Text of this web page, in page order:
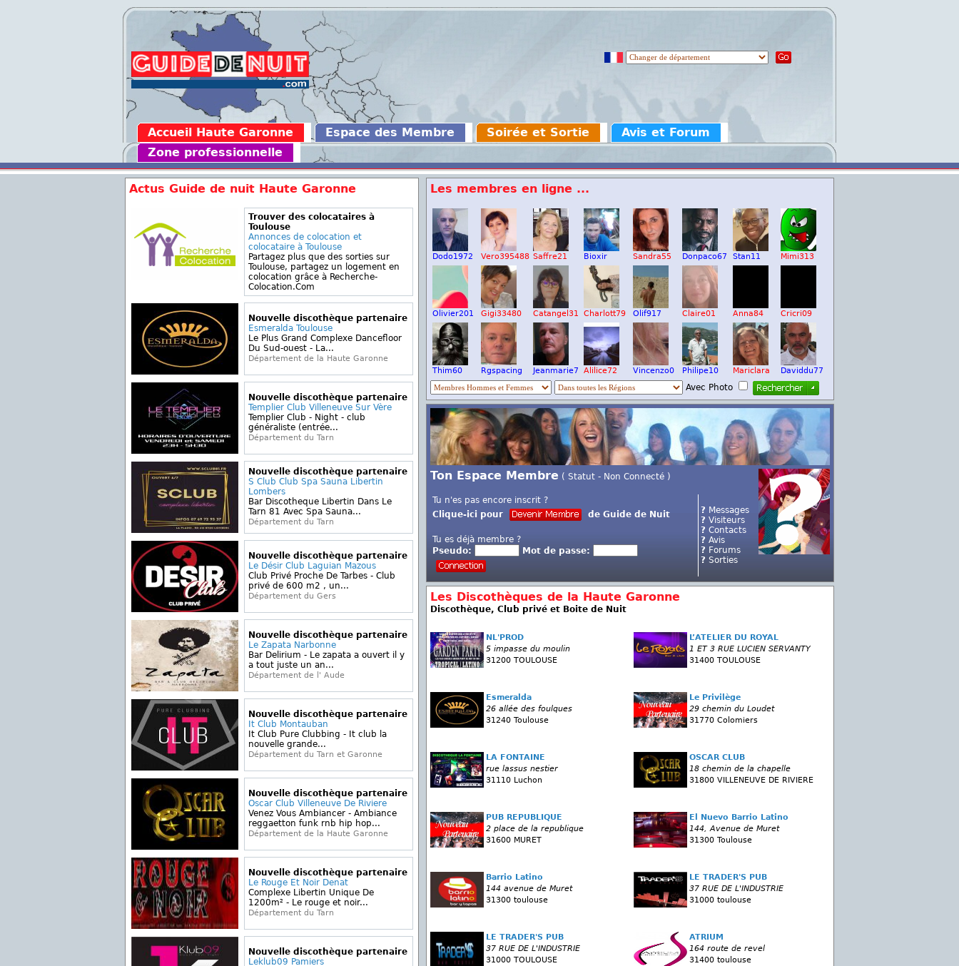
Accueil Haute Garonne Espace des Membre Soirée et Sortie
Avis et Forum
Zone professionnelle
Actus Guide de nuit Haute Garonne
Trouver des colocataires à
Toulouse
Annonces de colocation et
colocataire à Toulouse
Partagez plus que des sorties sur
Toulouse, partagez un logement en
colocation grâce à Recherche-
Colocation.Com
Nouvelle discothèque partenaire
Esmeralda Toulouse
Le Plus Grand Complexe Dancefloor
Du Sud-ouest - La...
Département de la Haute Garonne
Nouvelle discothèque partenaire
Templier Club Villeneuve Sur Vère
Templier Club - Night - club
généraliste (entrée...
Département du Tarn
Nouvelle discothèque partenaire
S Club Club Spa Sauna Libertin
Lombers
Bar Discotheque Libertin Dans Le
Tarn 81 Avec Spa Sauna...
Département du Tarn
Nouvelle discothèque partenaire
Le Désir Club Laguian Mazous
Club Privé Proche De Tarbes - Club
privé de 600 m2 , un...
Département du Gers
Nouvelle discothèque partenaire
Le Zapata Narbonne
Bar Delirium - Le zapata a ouvert il y
a tout juste un an...
Département de l' Aude
Nouvelle discothèque partenaire
It Club Montauban
It Club Pure Clubbing - It club la
nouvelle grande...
Département du Tarn et Garonne
Nouvelle discothèque partenaire
Oscar Club Villeneuve De Riviere
Venez Vous Ambiancer - Ambiance
reggaetton funk rnb hip hop...
Département de la Haute Garonne
Nouvelle discothèque partenaire
Le Rouge Et Noir Denat
Complexe Libertin Unique De
1200m² - Le rouge et noir...
Département du Tarn
Nouvelle discothèque partenaire
Leklub09 Pamiers
Les membres en ligne ...
Dodo1972 Vero395488 Saffre21 Bioxir Sandra55 Donpaco67 Stan11 Mimi313
Olivier201 Gigi33480 Catangel31 Charlott79 Olif917 Claire01 Anna84 Cricri09
Thim60 Rgspacing Jeanmarie7 Alilice72 Vincenzo0 Philipe10 Mariclara Daviddu77
Avec Photo
Ton Espace Membre ( Statut - Non Connecté )
Tu n'es pas encore inscrit ?
Clique-ici pour
de Guide de Nuit
Tu es déjà membre ?
Pseudo:
Mot de passe:
? Messages
? Visiteurs
? Contacts
? Avis
? Forums
? Sorties
Les Discothèques de la Haute Garonne
Discothèque, Club privé et Boite de Nuit
NL'PROD
5 impasse du moulin
31200 TOULOUSE
L’ATELIER DU ROYAL
1 ET 3 RUE LUCIEN SERVANTY
31400 TOULOUSE
Esmeralda
26 allée des foulques
31240 Toulouse
Le Privilège
29 chemin du Loudet
31770 Colomiers
LA FONTAINE
rue lassus nestier
31110 Luchon
OSCAR CLUB
18 chemin de la chapelle
31800 VILLENEUVE DE RIVIERE
PUB REPUBLIQUE
2 place de la republique
31600 MURET
El Nuevo Barrio Latino
144, Avenue de Muret
31300 Toulouse
Barrio Latino
144 avenue de Muret
31300 toulouse
LE TRADER'S PUB
37 RUE DE L'INDUSTRIE
31000 toulouse
LE TRADER'S PUB
37 RUE DE L'INDUSTRIE
31000 TOULOUSE
ATRIUM
164 route de revel
31400 toulouse